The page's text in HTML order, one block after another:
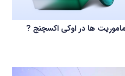
ماموریت ها در اوکی اکسچنج ?